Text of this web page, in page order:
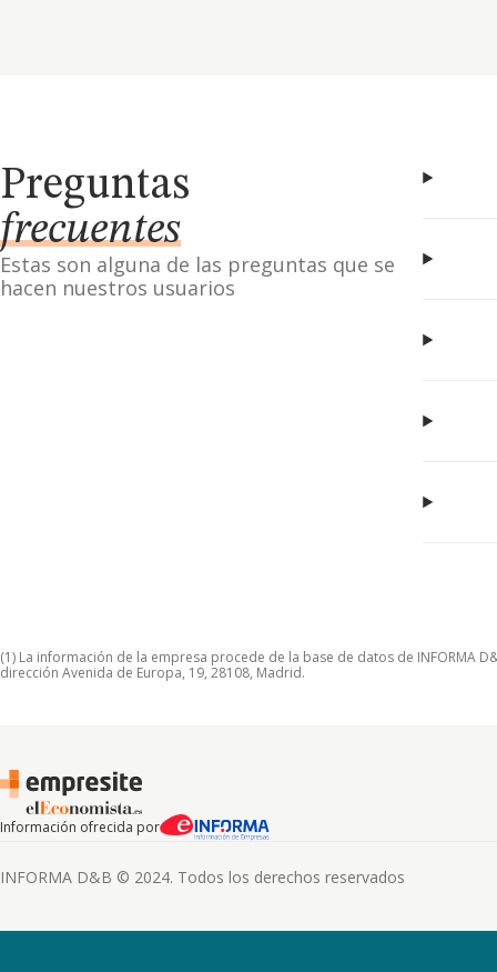
Preguntas
frecuentes
Estas son alguna de las preguntas que se
hacen nuestros usuarios
(1) La información de la empresa procede de la base de datos de INFORMA
dirección Avenida de Europa, 19, 28108, Madrid.
Información ofrecida por
INFORMA D&B © 2024. Todos los derechos reservados